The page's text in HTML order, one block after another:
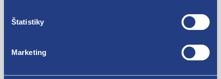
Štatistiky
Marketing
Citroen Nemo 1.3 HDi
Opel Corsa (D) 2006 - 2014 1.3 CDTI
Opel Agila (B) 2008 - 2014 1.3 CDTI